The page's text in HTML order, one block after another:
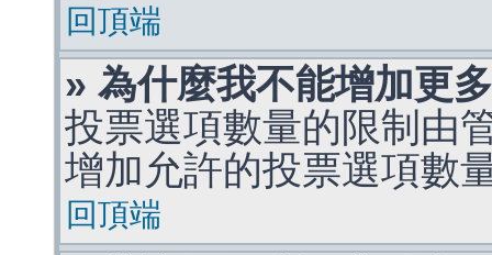
回頂端
» 為什麼我不能增加更
投票選項數量的限制由
增加允許的投票選項數
回頂端